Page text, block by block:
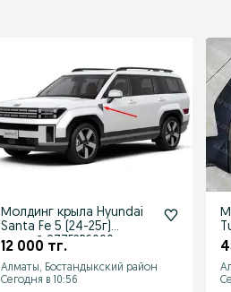
Молдинг крыла Hyundai
Santa Fe 5 (24-25г)
правый 877F2P6000
12 000 тг.
Алматы, Бостандыкский район
Сегодня в 10:56